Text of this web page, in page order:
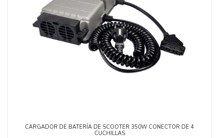
CARGADOR DE BATERÍA DE SCOOTER 350W CONECTOR DE 4
CUCHILLAS